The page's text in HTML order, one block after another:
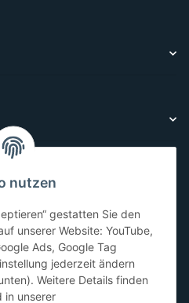
Fragen?
nutzen
gestatten Sie den
unserer Website: YouTube,
Ads, Google Tag
jederzeit ändern
Weitere Details finden
in unserer